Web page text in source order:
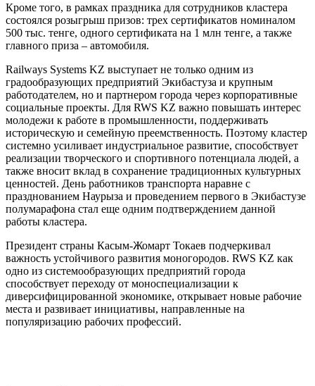
Кроме того, в рамках праздника для сотрудников кластера
состоялся розыгрыш призов: трех сертификатов номиналом
500 тыс. тенге, одного сертификата на 1 млн тенге, а также
главного приза – автомобиля.
Railways Systems KZ выступает не только одним из
градообразующих предприятий Экибастуза и крупным
работодателем, но и партнером города через корпоративные
социальные проекты. Для RWS KZ важно повышать интерес
молодежи к работе в промышленности, поддерживать
историческую и семейную преемственность. Поэтому кластер
системно усиливает индустриальное развитие, способствует
реализации творческого и спортивного потенциала людей, а
также вносит вклад в сохранение традиционных культурных
ценностей. День работников транспорта наравне с
празднованием Наурыза и проведением первого в Экибастузе
полумарафона стал еще одним подтверждением данной
работы кластера.
Президент страны Касым-Жомарт Токаев подчеркивал
важность устойчивого развития моногородов. RWS KZ как
одно из системообразующих предприятий города
способствует переходу от моноспециализации к
диверсифицированной экономике, открывает новые рабочие
места и развивает инициативы, направленные на
популяризацию рабочих профессий.